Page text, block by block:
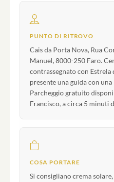
PUNTO DI RITROVO
Cais da Porta Nova, Rua
Manuel, 8000-250 Faro.
contrassegnato con Estrela
presente una guida con
Parcheggio gratuito
Francisco, a circa 5 minuti
COSA PORTARE
Si consigliano crema